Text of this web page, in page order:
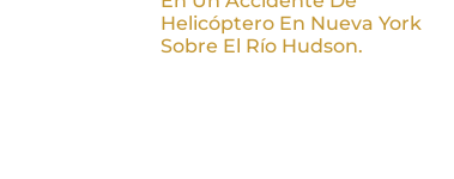
Helicóptero En Nueva York
Sobre El Río Hudson.